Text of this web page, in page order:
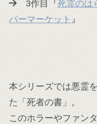
3作目『死霊のは
パーマーケット 』
本シリーズでは悪霊
た「死者の書」。
このホラーやファン